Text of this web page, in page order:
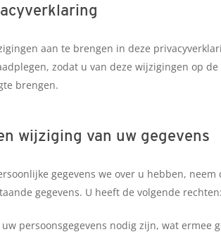
aan te brengen in deze
zodat u van deze wijzigingen op
brengen.
wijziging van uw gegevens
gegevens we over u hebben,
gegevens. U heeft de volgende rechten:
persoonsgegevens nodig zijn, wat ermee